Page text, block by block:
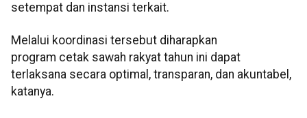
setempat dan instansi terkait.
Melalui koordinasi tersebut diharapkan
program cetak sawah rakyat tahun ini dapat
terlaksana secara optimal, transparan, dan akuntabel,
katanya.